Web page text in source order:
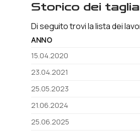
storico dei
Di seguito trovi la lista dei
ANNO
15.04.2020
23.04.2021
25.05.2023
21.06.2024
25.06.2025